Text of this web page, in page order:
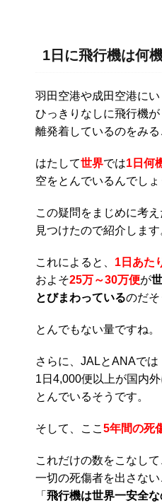
1日に飛行機は何
羽田空港や成田空港にい
ひっきりなしに飛行機が
離発着しているのをみる
はたして世界では1日何
空をとんでいるんでしょ
この疑問をまじめに考え
見つけたので紹介します
これによると、 1日あた
およそ25万～30万便が
とびまわっているのだそ
とんでもない量ですね。
さらに、JALとANAでは
1日4,000便以上が国内外
とんでいるそうです。
そして、ここ 5年間の死
これだけの数をこなして
一切の死傷者を出さない
「 飛行機は世界一安全